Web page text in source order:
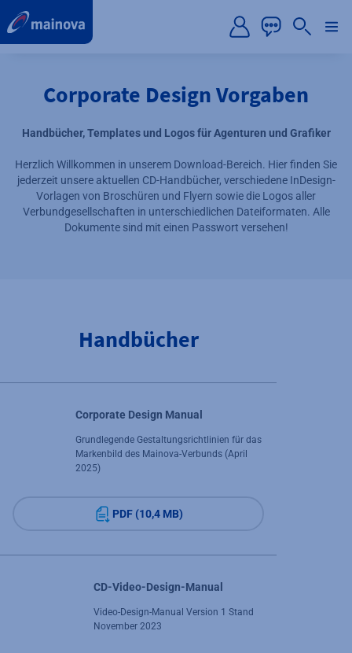
Corporate Design Vorgaben
Handbücher, Templates und Logos für Agenturen und Grafiker
Herzlich Willkommen in unserem Download-Bereich. Hier finden Sie
jederzeit unsere aktuellen CD-Handbücher, verschiedene InDesign-
Vorlagen von Broschüren und Flyern sowie die Logos aller
Verbundgesellschaften in unterschiedlichen Dateiformaten. Alle
Dokumente sind mit einen Passwort versehen!
Handbücher
Corporate Design Manual
Grundlegende Gestaltungsrichtlinien für das
Markenbild des Mainova-Verbunds (April
2025)
PDF (10,4 MB)
CD-Video-Design-Manual
Video-Design-Manual Version 1 Stand
November 2023